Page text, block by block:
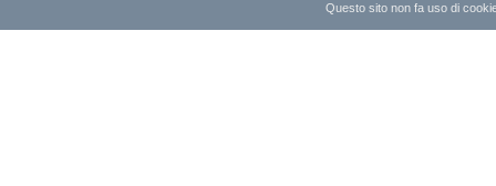
Questo sito non fa uso di